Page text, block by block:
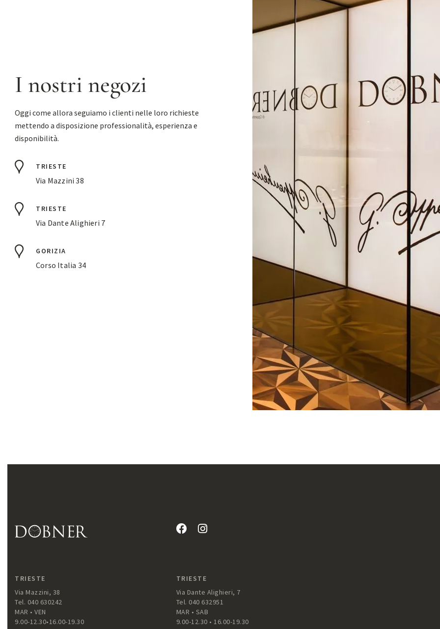
I nostri negozi
Oggi come allora seguiamo i clienti nelle loro richieste
mettendo a disposizione professionalità, esperienza e
disponibilità.
TRIESTE
Via Mazzini 38
TRIESTE
Via Dante Alighieri 7
GORIZIA
Corso Italia 34
TRIESTE
Via Mazzini, 38
Tel. 040 630242
MAR • VEN
9.00-12.30•16.00-19.30
TRIESTE
Via Dante Alighieri, 7
Tel. 040 632951
MAR • SAB
9.00-12.30 • 16.00-19.30